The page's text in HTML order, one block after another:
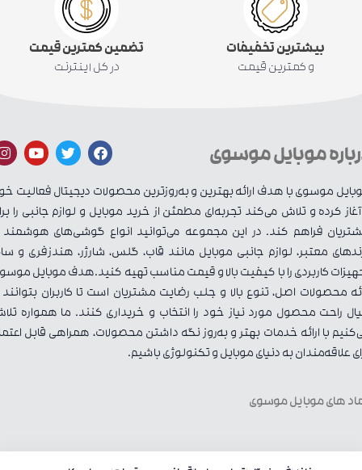
بیشترین تخفیفات
و کمترین قیمت
تضمین کمترین قیمت
در کل اینترنت
موبایل موسوی
موسوی با هدف ارائه بهترین و به‌روزترین محصولات دیجیتال فعالیت
آغاز کرده و تلاش می‌کند تجربه‌ای مطمئن از خرید موبایل و لوازم جانبی را
فراهم کند. در این مجموعه می‌توانید انواع گوشی‌های هوشمند
معتبر، لوازم جانبی موبایل مانند قاب، گلس، شارژر، هندزفری و
کاربردی را با کیفیت بالا و قیمت مناسب تهیه کنید.هدف موبایل
محصولات اصل، تنوع بالا و جلب رضایت مشتریان است تا کاربران بتوانند
راحت محصول مورد نیاز خود را انتخاب و خریداری کنند. ما همواره
با ارائه خدمات بهتر و به‌روز نگه داشتن محصولات، همراهی قابل
علاقه‌مندان به دنیای موبایل و تکنولوژی باشیم.
های موبایل موسوی